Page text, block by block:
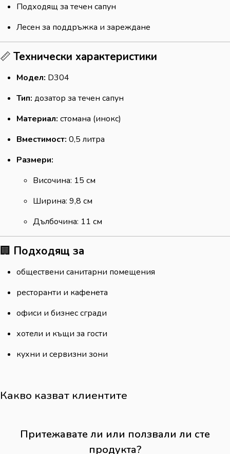
Подходящ за течен сапун
Лесен за поддръжка и зареждане
📏 Технически характеристики
Модел: D304
Тип: дозатор за течен сапун
Материал: стомана (инокс)
Вместимост: 0,5 литра
Размери:
Височина: 15 см
Ширина: 9,8 см
Дълбочина: 11 см
🏢 Подходящ за
обществени санитарни помещения
ресторанти и кафенета
офиси и бизнес сгради
хотели и къщи за гости
кухни и сервизни зони
Какво казват клиентите
Притежавате ли или ползвали ли сте
продукта?